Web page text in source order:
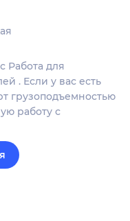
Работа для
. Если у вас есть
грузоподъемностью
работу с